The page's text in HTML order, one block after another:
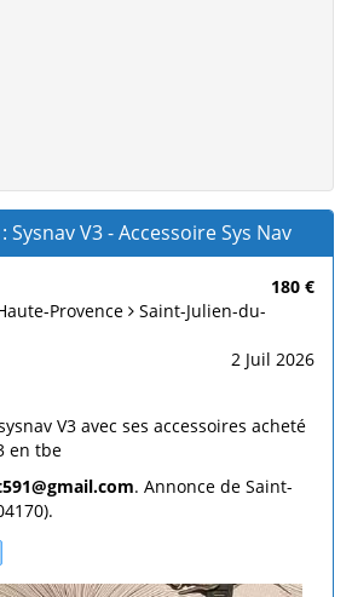
Sysnav V3 - Accessoire Sys Nav
180 €
Provence
Saint-Julien-du-
2 Juil 2026
V3 avec ses accessoires acheté
en tbe
. Annonce de Saint-